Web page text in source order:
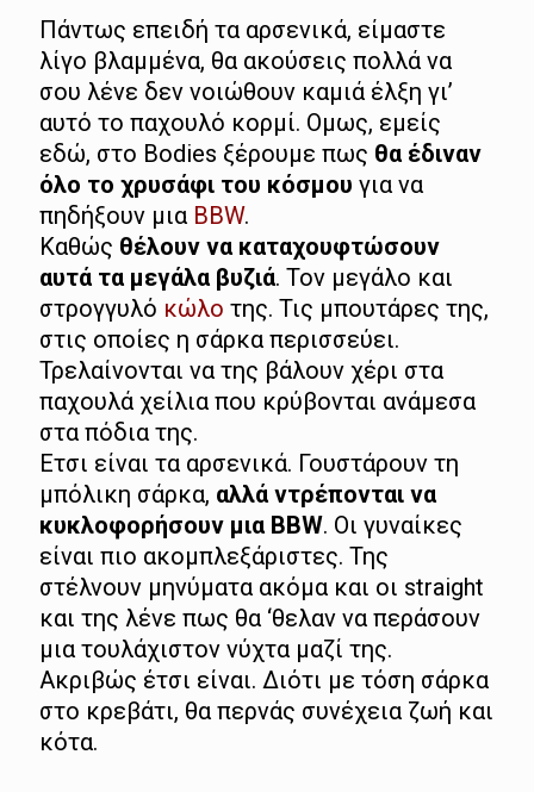
Πάντως επειδή τα αρσενικά, είμαστε
λίγο βλαμμένα, θα ακούσεις πολλά να
σου λένε δεν νοιώθουν καμιά έλξη γι’
αυτό το παχουλό κορμί. Ομως, εμείς
εδώ, στο Bodies ξέρουμε πως θα έδιναν
όλο το χρυσάφι του κόσμου για να
πηδήξουν μια BBW.
Καθώς θέλουν να καταχουφτώσουν
αυτά τα μεγάλα βυζιά. Τον μεγάλο και
στρογγυλό κώλο της. Τις μπουτάρες της,
στις οποίες η σάρκα περισσεύει.
Τρελαίνονται να της βάλουν χέρι στα
παχουλά χείλια που κρύβονται ανάμεσα
στα πόδια της.
Ετσι είναι τα αρσενικά. Γουστάρουν τη
μπόλικη σάρκα, αλλά ντρέπονται να
κυκλοφορήσουν μια BBW. Οι γυναίκες
είναι πιο ακομπλεξάριστες. Της
στέλνουν μηνύματα ακόμα και οι straight
και της λένε πως θα ‘θελαν να περάσουν
μια τουλάχιστον νύχτα μαζί της.
Ακριβώς έτσι είναι. Διότι με τόση σάρκα
στο κρεβάτι, θα περνάς συνέχεια ζωή και
κότα.